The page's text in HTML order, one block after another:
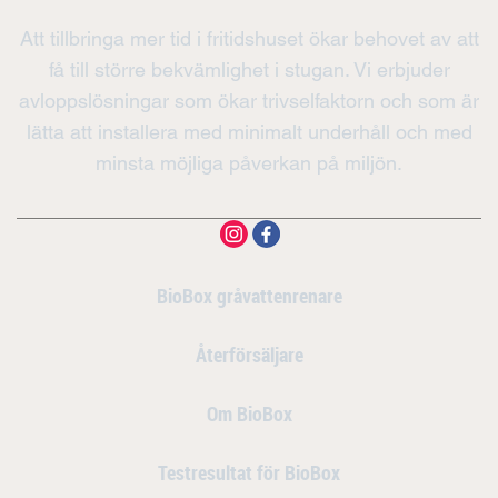
Att tillbringa mer tid i fritidshuset ökar behovet av att
få till större bekvämlighet i stugan. Vi erbjuder
avloppslösningar som ökar trivselfaktorn och som är
lätta att installera med minimalt underhåll och med
minsta möjliga påverkan på miljön.
BioBox gråvattenrenare
Återförsäljare
Om BioBox
Testresultat för BioBox